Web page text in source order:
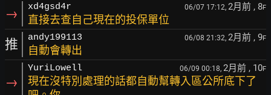
→ xd4gsd4r 06/07 17:12, 2月前 , 8F
直接去查自己現在的投保單位
推 andy199113 06/08 21:32, 2月前 , 9F
自動會轉出
→
YuriLowell 06/09 00:18, 2月前 , 10F
現在沒特別處理的話都自動幫轉入區公所底下了